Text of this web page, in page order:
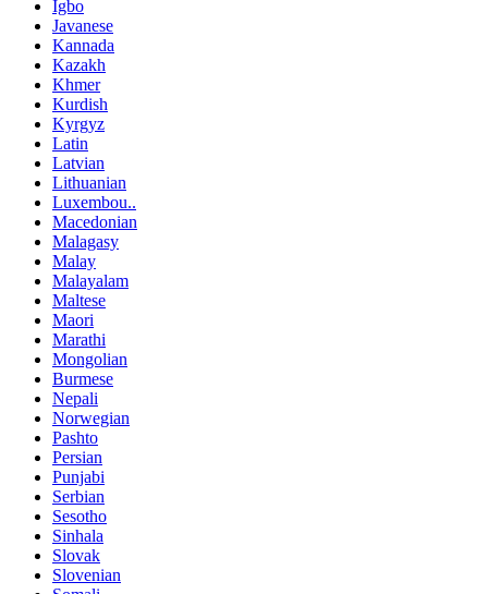
Igbo
Javanese
Kannada
Kazakh
Khmer
Kurdish
Kyrgyz
Latin
Latvian
Lithuanian
Luxembou..
Macedonian
Malagasy
Malay
Malayalam
Maltese
Maori
Marathi
Mongolian
Burmese
Nepali
Norwegian
Pashto
Persian
Punjabi
Serbian
Sesotho
Sinhala
Slovak
Slovenian